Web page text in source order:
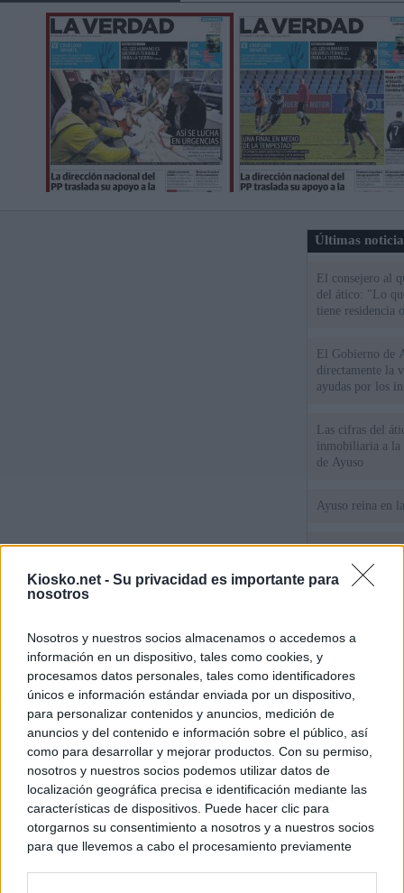
Kiosko.net - Su privacidad es importante para
nosotros
Nosotros y nuestros socios almacenamos o accedemos a
información en un dispositivo, tales como cookies, y
procesamos datos personales, tales como identificadores
únicos e información estándar enviada por un dispositivo,
para personalizar contenidos y anuncios, medición de
anuncios y del contenido e información sobre el público, así
como para desarrollar y mejorar productos. Con su permiso,
nosotros y nuestros socios podemos utilizar datos de
localización geográfica precisa e identificación mediante las
características de dispositivos. Puede hacer clic para
otorgarnos su consentimiento a nosotros y a nuestros socios
para que llevemos a cabo el procesamiento previamente
Últimas
El consejero al
del ático: "Lo
tiene residencia
El Gobierno de
directamente la
ayudas por los
Las cifras del
inmobiliaria a la
de Ayuso
Ayuso reina en
El juez propone
la filtración de
jefa" Ayuso
WhatsApp,
un nuevo cruce
15 de agosto
© Kiosko.net Aviso Legal Privacidad y Cookies